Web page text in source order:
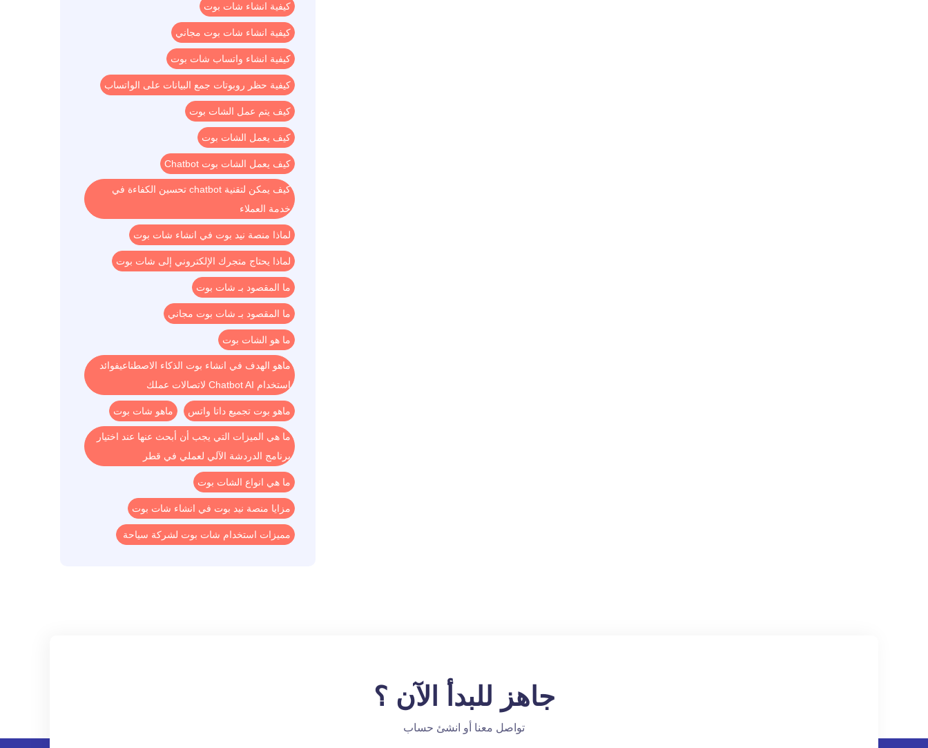
كيفية انشاء شات بوت
كيفية انشاء شات بوت مجاني
كيفية انشاء واتساب شات بوت
كيفية حظر روبوتات جمع البيانات على الواتساب
كيف يتم عمل الشات بوت
كيف يعمل الشات بوت
كيف يعمل الشات بوت Chatbot
كيف يمكن لتقنية chatbot تحسين الكفاءة في
خدمة العملاء
لماذا منصة نيد بوت في انشاء شات بوت
لماذا يحتاج متجرك الإلكتروني إلى شات بوت
ما المقصود بـ شات بوت
ما المقصود بـ شات بوت مجاني
ما هو الشات بوت
ماهو الهدف في انشاء بوت الذكاء الاصطناعيفوائد
استخدام Chatbot AI لاتصالات عملك
ماهو بوت تجميع داتا واتس ماهو شات بوت
ما هي الميزات التي يجب أن أبحث عنها عند اختيار
برنامج الدردشة الآلي لعملي في قطر
ما هي انواع الشات بوت
مزايا منصة نيد بوت في انشاء شات بوت
مميزات استخدام شات بوت لشركة سياحة
جاهز للبدأ الآن ؟
تواصل معنا أو انشئ حساب